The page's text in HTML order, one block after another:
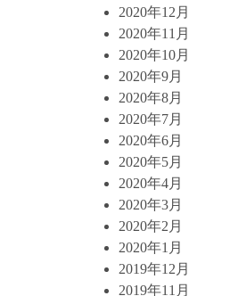
2020年12月
2020年11月
2020年10月
2020年9月
2020年8月
2020年7月
2020年6月
2020年5月
2020年4月
2020年3月
2020年2月
2020年1月
2019年12月
2019年11月